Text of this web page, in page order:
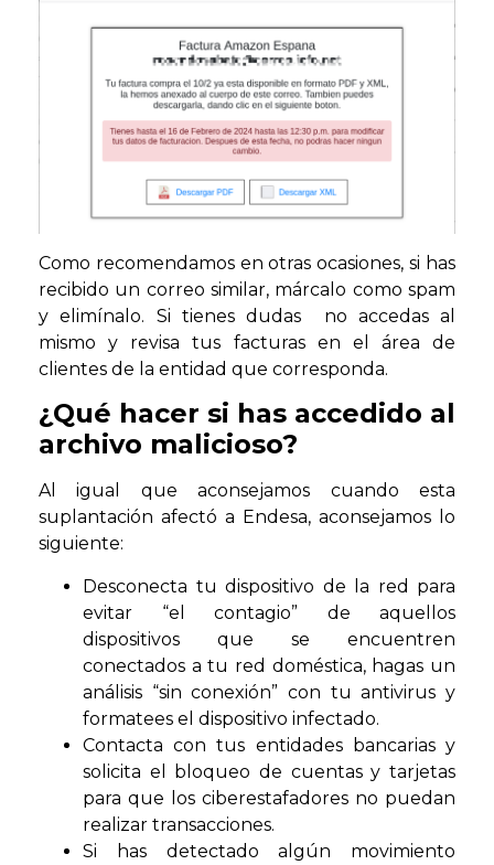
Como recomendamos en otras ocasiones, si has
recibido un correo similar, márcalo como spam
y elimínalo. Si tienes dudas no accedas al
mismo y revisa tus facturas en el área de
clientes de la entidad que corresponda.
¿Qué hacer si has accedido al
archivo malicioso?
Al igual que aconsejamos cuando esta
suplantación afectó a Endesa, aconsejamos lo
siguiente:
Desconecta tu dispositivo de la red para
evitar “el contagio” de aquellos
dispositivos que se encuentren
conectados a tu red doméstica, hagas un
análisis “sin conexión” con tu antivirus y
formatees el dispositivo infectado.
Contacta con tus entidades bancarias y
solicita el bloqueo de cuentas y tarjetas
para que los ciberestafadores no puedan
realizar transacciones.
Si has detectado algún movimiento